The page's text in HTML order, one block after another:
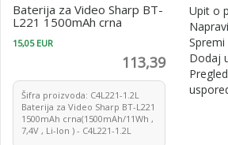
Baterija za Video Sharp BT-
L221 1500mAh crna
15,05 EUR
113,39
Šifra proizvoda: C4L221-1.2L
Baterija za Video Sharp BT-L221
1500mAh crna(1500mAh/11Wh ,
7,4V , Li-Ion ) - C4L221-1.2L
Upit o
Dodaj